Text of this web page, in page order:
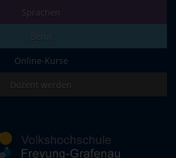
Sprachen
Beruf
Online-Kurse
Dozent werden